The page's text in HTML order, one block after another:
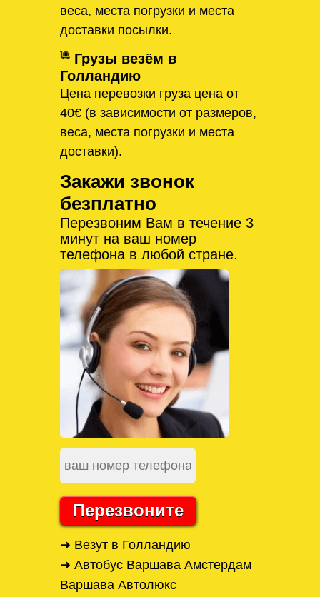
веса, места погрузки и места
доставки посылки.
Грузы везём в
Голландию
Цена перевозки груза цена от
40€ (в зависимости от размеров,
веса, места погрузки и места
доставки).
Закажи звонок
безплатно
Перезвоним Вам в течение 3
минут на ваш номер
телефона в любой стране.
Перезвоните
➜ Везут в Голландию
➜ Автобус Варшава Амстердам
Варшава Автолюкс